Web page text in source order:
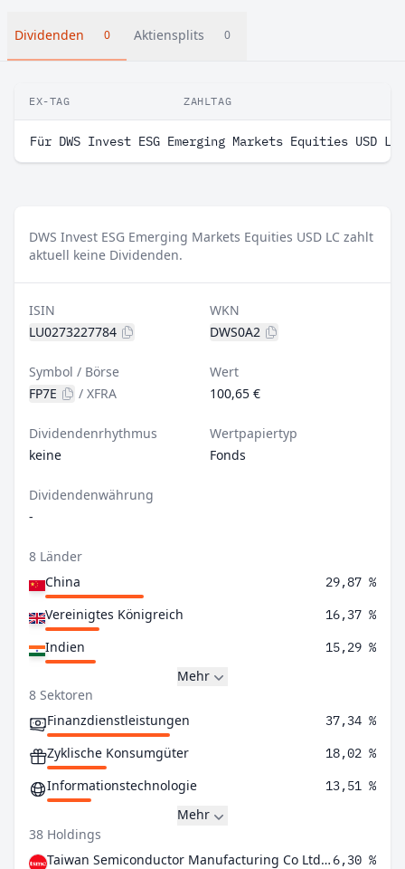
Dividenden 0 Aktiensplits 0
EX-TAG ZAHLTAG
Für DWS Invest ESG Emerging Markets Equities
DWS Invest ESG Emerging Markets Equities USD LC zahlt
aktuell keine Dividenden.
ISIN
LU0273227784
WKN
DWS0A2
Symbol / Börse
FP7E
/ XFRA
Wert
100,65 €
Dividendenrhythmus
keine
Wertpapiertyp
Fonds
Dividendenwährung
-
8 Länder
China
29,87 %
Vereinigtes Königreich 16,37 %
Indien 15,29 %
Mehr
8 Sektoren
Finanzdienstleistungen
37,34 %
Zyklische Konsumgüter 18,02 %
Informationstechnologie 13,51 %
Mehr
38 Holdings
Taiwan Semiconductor Manufacturing Co Ltd ADR 6,30 %